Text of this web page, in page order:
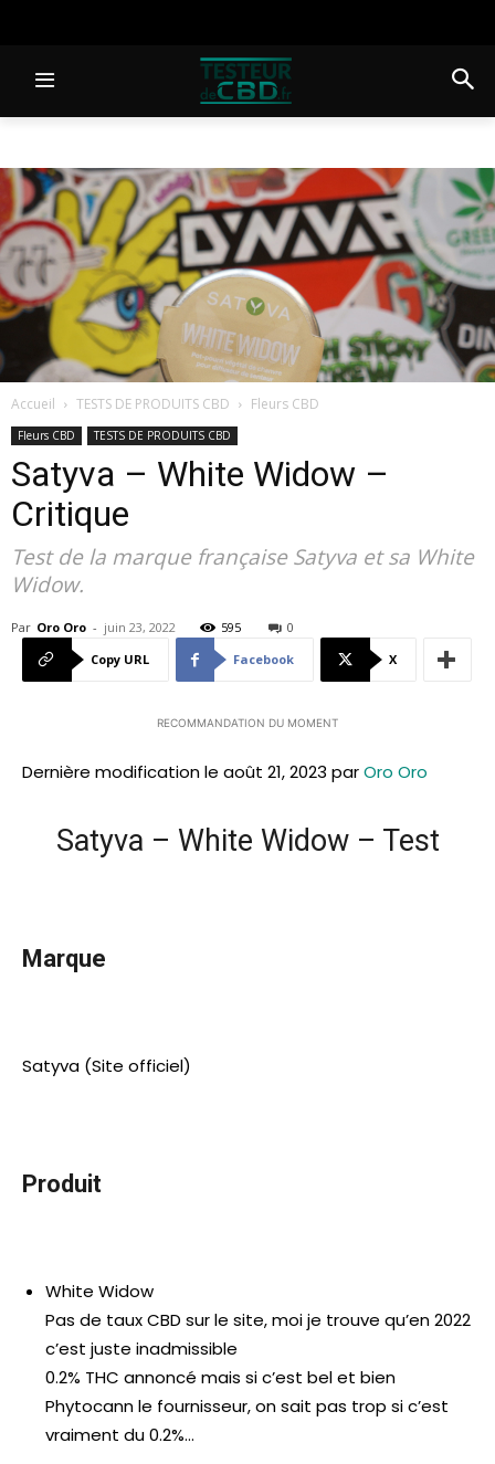
Accueil TESTS DE PRODUITS CBD Fleurs CBD
Fleurs CBD TESTS DE PRODUITS CBD
Satyva – White Widow –
Critique
Test de la marque française Satyva et sa White
Widow.
Par Oro Oro - juin 23, 2022 595
0
Copy URL
Facebook X
RECOMMANDATION DU MOMENT
Dernière modification le août 21, 2023 parOro Oro
Satyva – White Widow – Test
Marque
Satyva (Site officiel)
Produit
White Widow
Pas de taux CBD sur le site, moi je trouve qu’en 2022
c’est juste inadmissible
0.2% THC annoncé mais si c’est bel et bien
Phytocann le fournisseur, on sait pas trop si c’est
vraiment du 0.2%…